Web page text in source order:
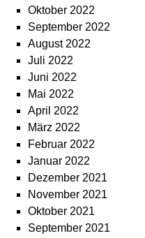
Oktober 2022
September 2022
August 2022
Juli 2022
Juni 2022
Mai 2022
April 2022
März 2022
Februar 2022
Januar 2022
Dezember 2021
November 2021
Oktober 2021
September 2021